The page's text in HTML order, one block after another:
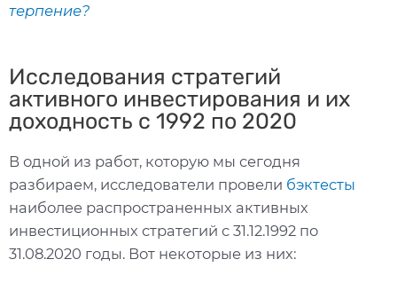
терпение?
Исследования стратегий
активного инвестирования и их
доходность с 1992 по 2020
В одной из работ, которую мы сегодня
разбираем, исследователи провели бэктесты
наиболее распространенных активных
инвестиционных стратегий с 31.12.1992 по
31.08.2020 годы. Вот некоторые из них: